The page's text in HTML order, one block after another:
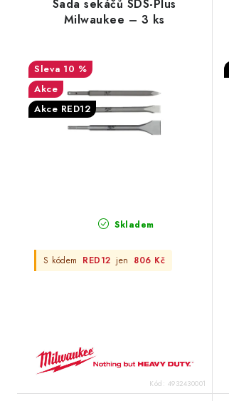
n
í
p
r
o
k
t
ů
p
Sada sekáčů SDS-Plus
Milwaukee – 3 ks
10 %
Akce
Akce RED12
Skladem
S kódem RED12 jen 806 Kč
Kód: 4932430001